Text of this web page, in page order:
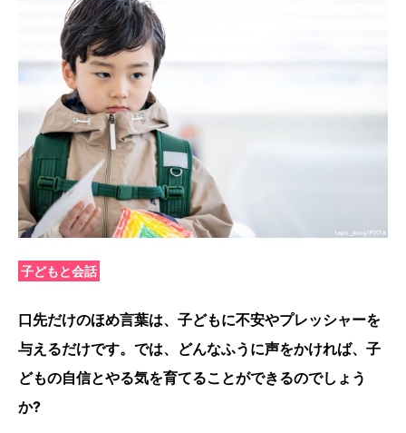
子どもと会話
口先だけのほめ言葉は、子どもに不安やプレッシャーを
与えるだけです。では、どんなふうに声をかければ、子
どもの自信とやる気を育てることができるのでしょう
か?